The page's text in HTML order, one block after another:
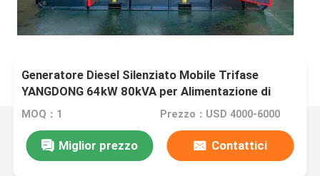
Generatore Diesel Silenziato Mobile Trifase
YANGDONG 64kW 80kVA per Alimentazione di
Emergenza
MOQ：1 Prezzo：USD 4000-6000
Miglior prezzo Contattici